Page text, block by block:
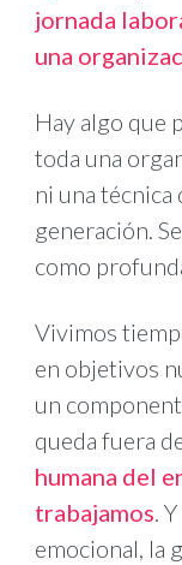
jornada
una
Hay algo que
toda una
ni una
generación.
como
Vivimos
en objetivos
un
queda fuera
humana del
trabajamos.
emocional, la